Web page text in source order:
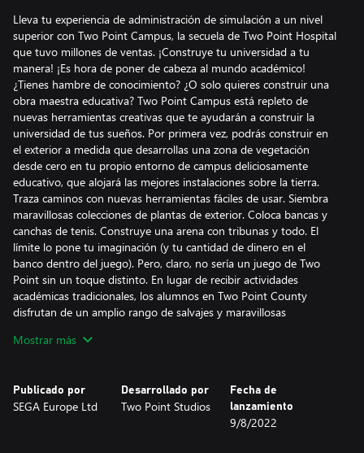
Lleva tu experiencia de administración de simulación a un nivel
superior con Two Point Campus, la secuela de Two Point Hospital
que tuvo millones de ventas. ¡Construye tu universidad a tu
manera! ¡Es hora de poner de cabeza al mundo académico!
¿Tienes hambre de conocimiento? ¿O solo quieres construir una
obra maestra educativa? Two Point Campus está repleto de
nuevas herramientas creativas que te ayudarán a construir la
universidad de tus sueños. Por primera vez, podrás construir en
el exterior a medida que desarrollas una zona de vegetación
desde cero en tu propio entorno de campus deliciosamente
educativo, que alojará las mejores instalaciones sobre la tierra.
Traza caminos con nuevas herramientas fáciles de usar. Siembra
maravillosas colecciones de plantas de exterior. Coloca bancas y
canchas de tenis. Construye una arena con tribunas y todo. El
límite lo pone tu imaginación (y tu cantidad de dinero en el
banco dentro del juego). Pero, claro, no sería un juego de Two
Point sin un toque distinto. En lugar de recibir actividades
académicas tradicionales, los alumnos en Two Point County
disfrutan de un amplio rango de salvajes y maravillosas
aprender sobre justas en algún momento de nuestras vidas)
gigantes o tartas enormes. El año académico... ¡ya está aquí!
Aprovecha la oportunidad para pasar mucho más tiempo con la
pequeña gente de tu universidad. El año académico inicia con un
Mostrar más
Publicado por
SEGA Europe Ltd
Desarrollado por
Two Point Studios
Fecha de
lanzamiento
9/8/2022